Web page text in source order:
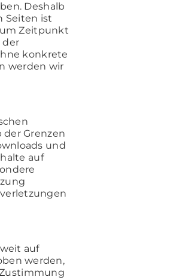
Deshalb
Seiten ist
Zeitpunkt
der
konkrete
werden wir
Grenzen
und
auf
auf
werden,